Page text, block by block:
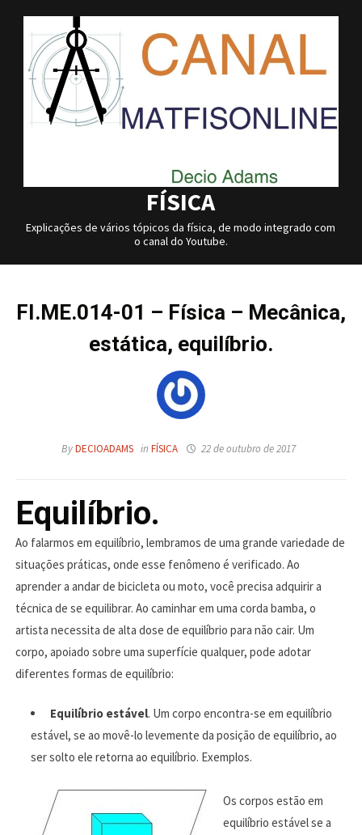
to
content
FÍSICA
Explicações de vários tópicos da física, de modo integrado com
o canal do Youtube.
FI.ME.014-01 – Física – Mecânica,
estática, equilíbrio.
ByDECIOADAMS in FÍSICA 22 de outubro de 2017
Equilíbrio.
Ao falarmos em equilíbrio, lembramos de uma grande variedade de
situações práticas, onde esse fenômeno é verificado. Ao
aprender a andar de bicicleta ou moto, você precisa adquirir a
técnica de se equilibrar. Ao caminhar em uma corda bamba, o
artista necessita de alta dose de equilíbrio para não cair. Um
corpo, apoiado sobre uma superfície qualquer, pode adotar
diferentes formas de equilíbrio:
Equilíbrio estável. Um corpo encontra-se em equilíbrio
estável, se ao movê-lo levemente da posição de equilíbrio, ao
ser solto ele retorna ao equilíbrio. Exemplos.
Os corpos estão em
equilíbrio estável se a